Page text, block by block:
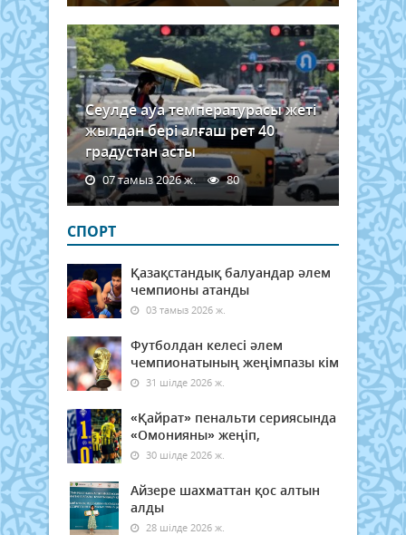
Сеулде ауа температурасы жеті
жылдан бері алғаш рет 40
градустан асты
07 тамыз 2026 ж. 80
СПОРТ
Қазақстандық балуандар әлем
чемпионы атанды
03 тамыз 2026 ж.
Футболдан келесі әлем
чемпионатының жеңімпазы кім
31 шілде 2026 ж.
«Қайрат» пенальти сериясында
«Омонияны» жеңіп,
30 шілде 2026 ж.
Айзере шахматтан қос алтын
алды
28 шілде 2026 ж.